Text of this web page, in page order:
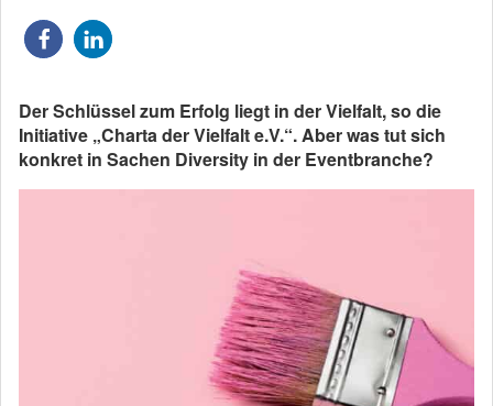
Der Schlüssel zum Erfolg liegt in der Vielfalt, so die
Initiative „Charta der Vielfalt e.V.“. Aber was tut sich
konkret in Sachen Diversity in der Eventbranche?